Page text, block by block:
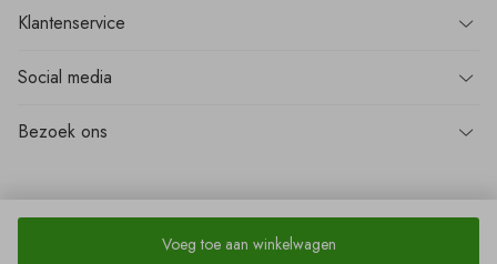
Voeg toe aan winkelwagen
Klantenservice
Social media
Bezoek ons